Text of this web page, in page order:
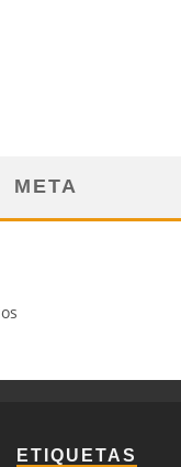
META
ETIQUETAS